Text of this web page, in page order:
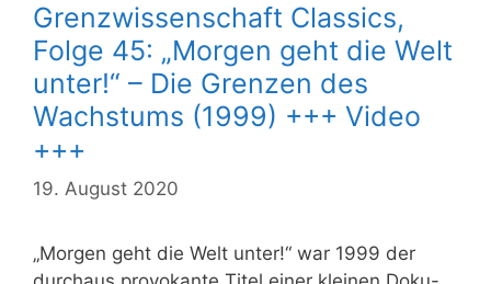
Grenzwissenschaft Classics,
Folge 45: „Morgen geht die Welt
unter!“ – Die Grenzen des
Wachstums (1999) +++ Video
+++
19. August 2020
„Morgen geht die Welt unter!“ war 1999 der